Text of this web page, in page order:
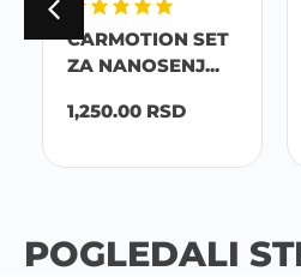
CARMOTION SET
ZA NANOSENJ...
1,250.00RSD
POGLEDALI